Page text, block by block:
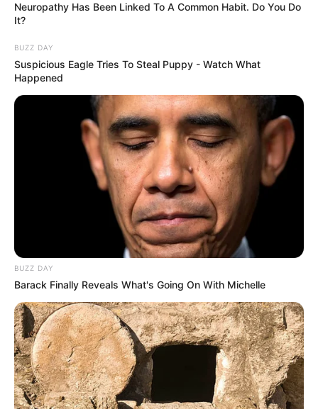
Neuropathy Has Been Linked To A Common Habit. Do You Do
It?
BUZZ DAY
Suspicious Eagle Tries To Steal Puppy - Watch What
Happened
BUZZ DAY
Barack Finally Reveals What's Going On With Michelle